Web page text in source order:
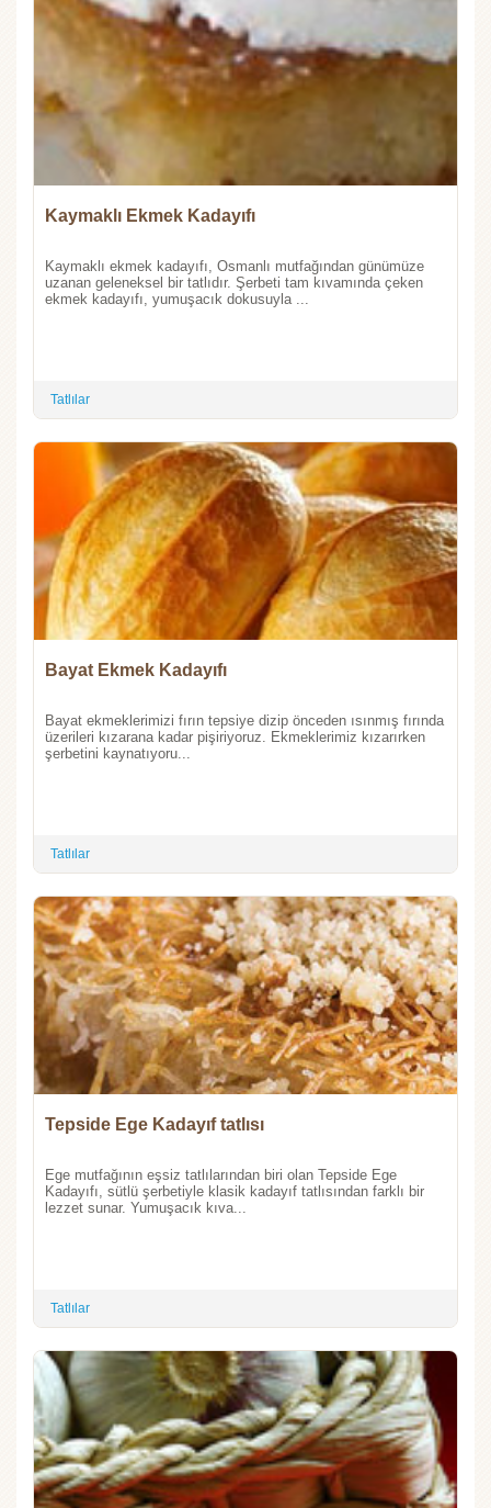
Kaymaklı Ekmek Kadayıfı
Kaymaklı ekmek kadayıfı, Osmanlı mutfağından günümüze
uzanan geleneksel bir tatlıdır. Şerbeti tam kıvamında çeken
ekmek kadayıfı, yumuşacık dokusuyla ...
Tatlılar
Bayat Ekmek Kadayıfı
Bayat ekmeklerimizi fırın tepsiye dizip önceden ısınmış fırında
üzerileri kızarana kadar pişiriyoruz. Ekmeklerimiz kızarırken
şerbetini kaynatıyoru...
Tatlılar
Tepside Ege Kadayıf tatlısı
Ege mutfağının eşsiz tatlılarından biri olan Tepside Ege
Kadayıfı, sütlü şerbetiyle klasik kadayıf tatlısından farklı bir
lezzet sunar. Yumuşacık kıva...
Tatlılar